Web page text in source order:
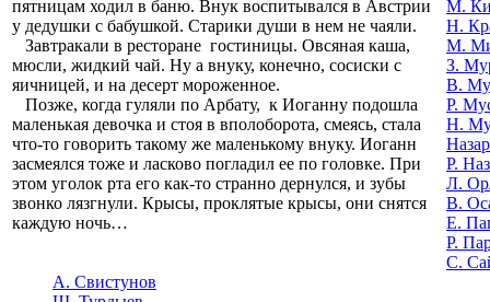
пятницам ходил в баню. Внук воспитывался в Австрии
у дедушки с бабушкой. Старики души в нем не чаяли.
Завтракали в ресторане гостиницы. Овсяная каша,
мюсли, жидкий чай. Ну а внуку, конечно, сосиски с
яичницей, и на десерт мороженное.
Позже, когда гуляли по Арбату, к Иоганну подошла
маленькая девочка и стоя в вполоборота, смеясь, стала
что-то говорить такому же маленькому внуку. Иоганн
засмеялся тоже и ласково погладил ее по головке. При
этом уголок рта его как-то странно дернулся, и зубы
звонко лязгнули. Крысы, проклятые крысы, они снятся
каждую ночь…
М.
Н.
М.
З.
В.
Р.
Н.
Р.
Л.
В.
Е.
Р.
С.
А. Свистунов